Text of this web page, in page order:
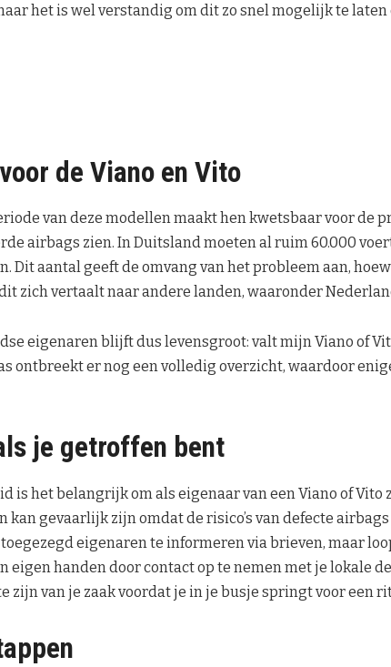
het is wel verstandig om dit zo snel mogelijk te
de Viano en Vito
van deze modellen maakt hen kwetsbaar voor de
airbags zien. In Duitsland moeten al ruim 60.000
Dit aantal geeft de omvang van het probleem aan,
zich vertaalt naar andere landen, waaronder
eigenaren blijft dus levensgroot: valt mijn Viano of
ontbreekt er nog een volledig overzicht, waardoor
je getroffen bent
is het belangrijk om als eigenaar van een Viano of Vito
kan gevaarlijk zijn omdat de risico’s van defecte
eigenaren te informeren via brieven, maar
eigen handen door contact op te nemen met je lokale
zijn van je zaak voordat je in je busje springt voor een